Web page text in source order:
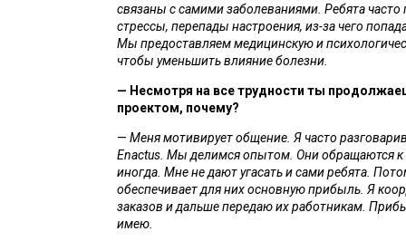
связаны с самими заболеваниями. Ребята
стрессы, перепады настроения, из-за чего
Мы предоставляем медицинскую и
чтобы уменьшить влияние болезни.
— Несмотря на все трудности ты
проектом, почему?
— Меня мотивирует общение. Я часто
Enactus. Мы делимся опытом. Они обращаются
иногда. Мне не дают угасать и сами ребята.
обеспечивает для них основную прибыль. Я
заказов и дальше передаю их работникам.
имею.